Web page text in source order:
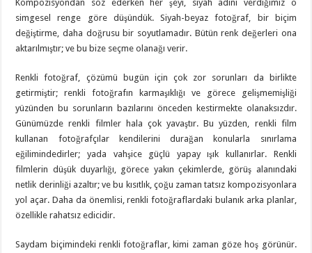
Kompozisyondan söz ederken her şeyi, siyah adını verdiğimiz o
simgesel renge göre düşündük. Siyah-beyaz fotoğraf, bir biçim
değiştirme, daha doğrusu bir soyutlamadır. Bütün renk değerleri ona
aktarılmıştır; ve bu bize seçme olanağı verir.
Renkli fotoğraf, çözümü bugün için çok zor sorunları da birlikte
getirmiştir; renkli fotoğrafın karmaşıklığı ve görece gelişmemişliği
yüzünden bu sorunların bazılarını önceden kestirmekte olanaksızdır.
Günümüzde renkli filmler hala çok yavaştır. Bu yüzden, renkli film
kullanan fotoğrafçılar kendilerini durağan konularla sınırlama
eğilimindedirler; yada vahşice güçlü yapay ışık kullanırlar. Renkli
filmlerin düşük duyarlığı, görece yakın çekimlerde, görüş alanındaki
netlik derinliği azaltır; ve bu kısıtlık, çoğu zaman tatsız kompozisyonlara
yol açar. Daha da önemlisi, renkli fotoğraflardaki bulanık arka planlar,
özellikle rahatsız edicidir.
Saydam biçimindeki renkli fotoğraflar, kimi zaman göze hoş görünür.